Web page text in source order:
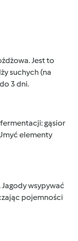
Jest to
suchych (na
3 dni.
gąsior
elementy
wsypywać
pojemności